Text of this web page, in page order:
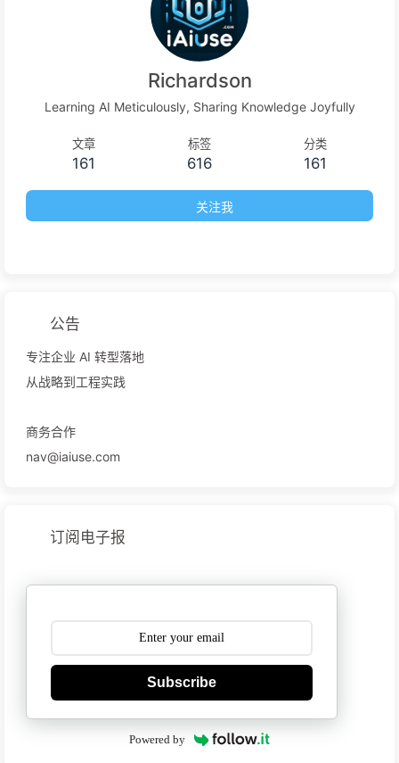
何要按Token计费？一探究竟 【通俗易懂】7B、70B、175B？
AI模型参数到底是啥意思？企业如何选对大模型方案？ tokens
are getting more expensive Token 的真实成本正在飙升“语言
模型成本将下降 10 倍”的鬼话，救不了被「成本挤压」的 AI 订
阅服务 想象一下，你创办了一家公司，并且清楚地知道消费者每
月最多只愿意支付 20 美元。你心想，没问题，这是典型的 VC
打法——按成本收费，牺牲利润换增长。你已经算好了客户获取
成本（CAC）、客户终身价值（L...
Richardson
Learning AI Meticulously, Sharing Knowledge Joyfully
文章
161
标签
616
分类
161
关注我
公告
专注企业 AI 转型落地
从战略到工程实践
商务合作
nav@iaiuse.com
订阅电子报
Subscribe
Powered by